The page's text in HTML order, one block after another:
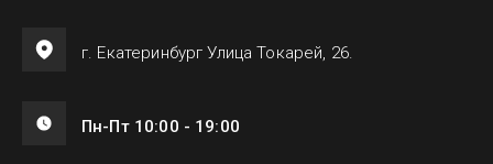
г. Екатеринбург Улица Токарей, 26.
Пн-Пт 10:00 - 19:00